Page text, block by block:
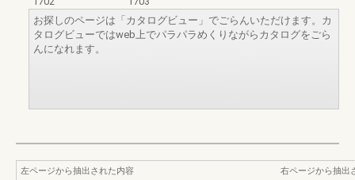
お探しのページは「カタログビュー」でごらんいただけます。カ
タログビューではweb上でパラパラめくりながらカタログをごら
んになれます。
左ページから抽出された内容
右ページから抽出